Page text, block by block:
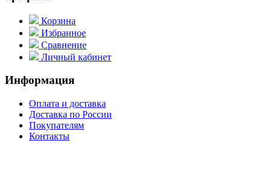
Корзина
Избранное
Сравнение
Личный кабинет
Информация
Оплата и доставка
Доставка по России
Покупателям
Контакты